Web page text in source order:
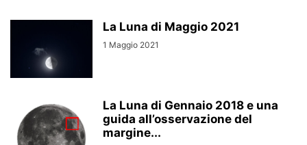
La Luna di Maggio 2021
1 Maggio 2021
La Luna di Gennaio 2018 e una
guida all’osservazione del
margine...